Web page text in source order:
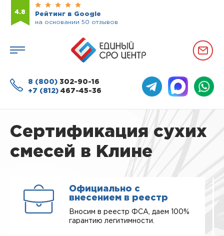
4.8
Рейтинг в Google
на основании 50 отзывов
8 (800) 302-90-16
+7 (812) 467-45-36
Сертификация сухих
смесей в Клине
Официально с
внесением в реестр
Вносим в реестр ФСА, даем 100%
гарантию легитимности.